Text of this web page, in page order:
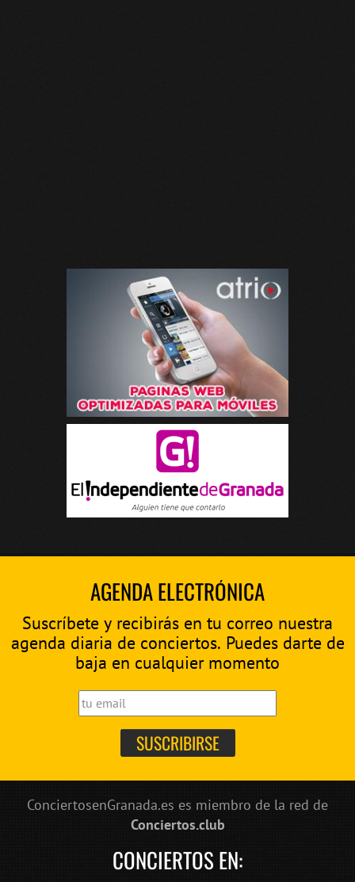
AGENDA ELECTRÓNICA
Suscríbete y recibirás en tu correo nuestra
agenda diaria de conciertos. Puedes darte de
baja en cualquier momento
ConciertosenGranada.es es miembro de la red de
Conciertos.club
CONCIERTOS EN: